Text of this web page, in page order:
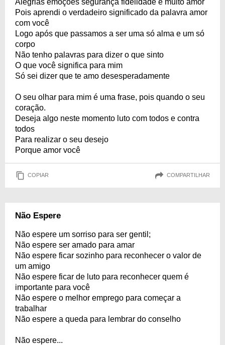
Pois aprendi o verdadeiro significado da palavra amor
com você
Logo após que passamos a ser uma só alma e um só
corpo
Não tenho palavras para dizer o que sinto
O que você significa para mim
Só sei dizer que te amo desesperadamente
O seu olhar para mim é uma frase, pois quando o seu
coração.
Deseja algo neste momento luto com todos e contra
todos
Para realizar o seu desejo
Porque amor você
COPIAR COMPARTILHAR
Não Espere
Não espere um sorriso para ser gentil;
Não espere ser amado para amar
Não espere ficar sozinho para reconhecer o valor de
um amigo
Não espere ficar de luto para reconhecer quem é
importante para você
Não espere o melhor emprego para começar a
trabalhar
Não espere a queda para lembrar do conselho
Não espere...